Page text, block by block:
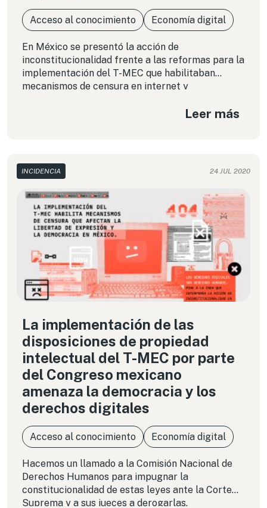
Acceso al conocimiento Economía digital
En México se presentó la acción de
inconstitucionalidad frente a las reformas para la
implementación del T-MEC que habilitaban
mecanismos de censura en internet y
tecnologías. Aunque esta es una gran noticia, aún
Leer más
INCIDENCIA 24 JUL 2020
La implementación de las
disposiciones de propiedad
intelectual del T-MEC por parte
del Congreso mexicano
amenaza la democracia y los
derechos digitales
Acceso al conocimiento Economía digital
Hacemos un llamado a la Comisión Nacional de
Derechos Humanos para impugnar la
constitucionalidad de estas leyes ante la Corte
Suprema y a sus jueces a derogarlas.